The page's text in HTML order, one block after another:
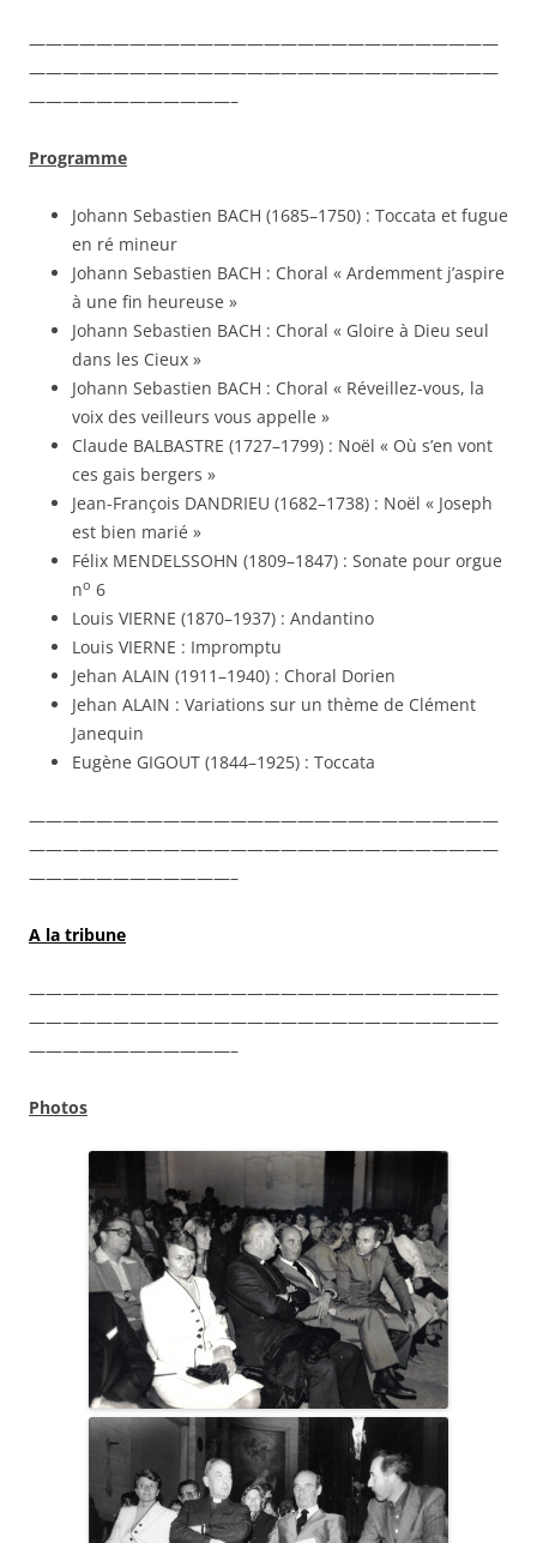
————————————————————————————
————————————————————————————
————————————–
Programme
Johann Sebastien BACH (1685–1750) : Toccata et fugue
en ré mineur
Johann Sebastien BACH : Choral « Ardemment j’aspire
à une fin heureuse »
Johann Sebastien BACH : Choral « Gloire à Dieu seul
dans les Cieux »
Johann Sebastien BACH : Choral « Réveillez-vous, la
voix des veilleurs vous appelle »
Claude BALBASTRE (1727–1799) : Noël « Où s’en vont
ces gais bergers »
Jean-François DANDRIEU (1682–1738) : Noël « Joseph
est bien marié »
Félix MENDELSSOHN (1809–1847) : Sonate pour orgue
no 6
Louis VIERNE (1870–1937) : Andantino
Louis VIERNE : Impromptu
Jehan ALAIN (1911–1940) : Choral Dorien
Jehan ALAIN : Variations sur un thème de Clément
Janequin
Eugène GIGOUT (1844–1925) : Toccata
————————————————————————————
————————————————————————————
————————————–
A la tribune
————————————————————————————
————————————————————————————
————————————–
Photos